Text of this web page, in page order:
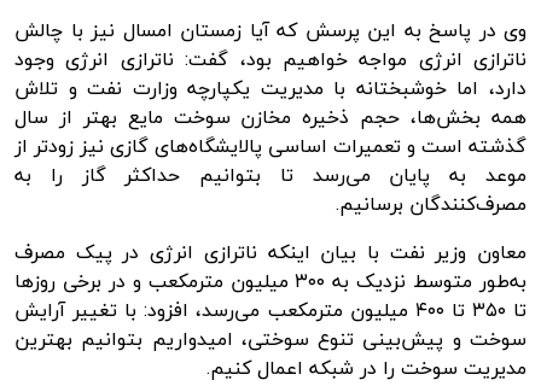
وی در پاسخ به این پرسش که آیا زمستان امسال نیز با چالش
ناترازی انرژی مواجه خواهیم بود، گفت: ناترازی انرژی وجود
دارد، اما خوشبختانه با مدیریت یکپارچه وزارت نفت و تلاش
همه بخش‌ها، حجم ذخیره مخازن سوخت مایع بهتر از سال
گذشته است و تعمیرات اساسی پالایشگاه‌های گازی نیز زودتر از
موعد به پایان می‌رسد تا بتوانیم حداکثر گاز را به
مصرف‌کنندگان برسانیم.
معاون وزیر نفت با بیان اینکه ناترازی انرژی در پیک مصرف
به‌طور متوسط نزدیک به ۳۰۰ میلیون مترمکعب و در برخی روزها
تا ۳۵۰ تا ۴۰۰ میلیون مترمکعب می‌رسد، افزود: با تغییر آرایش
سوخت و پیش‌بینی تنوع سوختی، امیدواریم بتوانیم بهترین
مدیریت سوخت را در شبکه اعمال کنیم.